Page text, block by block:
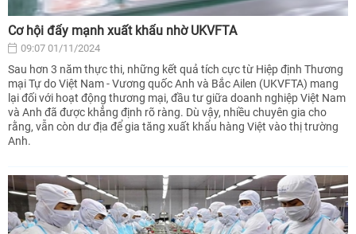
Cơ hội đẩy mạnh xuất khẩu nhờ UKVFTA
09:07 01/11/2024
Sau hơn 3 năm thực thi, những kết quả tích cực từ Hiệp định Thương
mại Tự do Việt Nam - Vương quốc Anh và Bắc Ailen (UKVFTA) mang
lại đối với hoạt động thương mại, đầu tư giữa doanh nghiệp Việt Nam
và Anh đã được khẳng định rõ ràng. Dù vậy, nhiều chuyên gia cho
rằng, vẫn còn dư địa để gia tăng xuất khẩu hàng Việt vào thị trường
Anh.